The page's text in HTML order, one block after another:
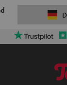
sparen mit